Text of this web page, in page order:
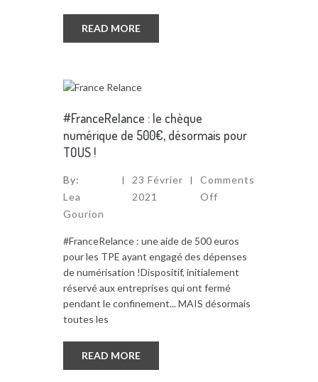
READ MORE
#FranceRelance : le chèque
numérique de 500€, désormais pour
TOUS !
By:
Lea
Gourion
23 Février
2021
Comments
Off
#FranceRelance : une aide de 500 euros
pour les TPE ayant engagé des dépenses
de numérisation !Dispositif, initialement
réservé aux entreprises qui ont fermé
pendant le confinement... MAIS désormais
toutes les
READ MORE